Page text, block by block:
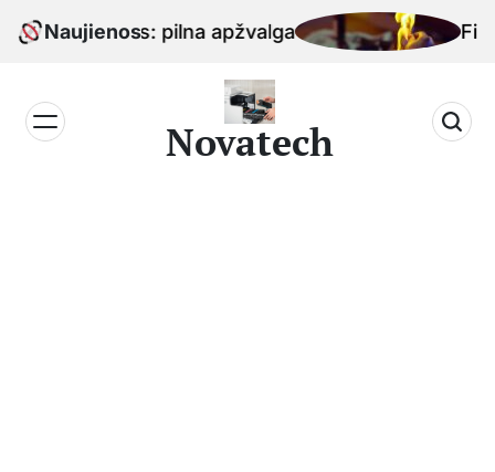
Naujienos
2 kartos: pilna apžvalga Fire TV
Novatech